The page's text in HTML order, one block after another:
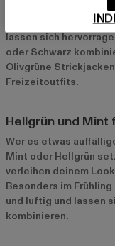
Olivgrün und
perfekt für
lassen sich
oder Schwarz
Olivgrüne
Freizeitoutfits.
Hellgrün und
Wer es etwas
Mint oder Hellgrün
verleihen deinem
Besonders im
und luftig und lassen
kombinieren.